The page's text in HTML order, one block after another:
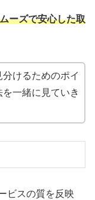
ーズで安心した取
けるためのポイ
一緒に見ていき
ビスの質を反映